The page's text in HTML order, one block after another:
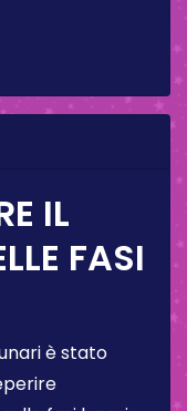
IL
FASI
è stato